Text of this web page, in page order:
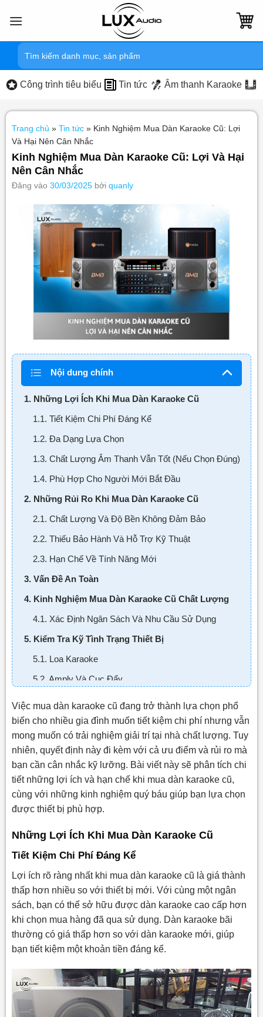
qua
Tìm
kiếm:
Công trình tiêu biểu Tin tức Âm thanh Karaoke
Trang chủ » Tin tức» Kinh Nghiệm Mua Dàn Karaoke Cũ: Lợi
Và Hại Nên Cân Nhắc
Kinh Nghiệm Mua Dàn Karaoke Cũ: Lợi Và Hại
Nên Cân Nhắc
Đăng vào 30/03/2025 bởi quanly
Nội dung chính
1. Những Lợi Ích Khi Mua Dàn Karaoke Cũ
1.1. Tiết Kiệm Chi Phí Đáng Kể
1.2. Đa Dạng Lựa Chọn
1.3. Chất Lượng Âm Thanh Vẫn Tốt (Nếu Chọn Đúng)
1.4. Phù Hợp Cho Người Mới Bắt Đầu
2. Những Rủi Ro Khi Mua Dàn Karaoke Cũ
2.1. Chất Lượng Và Độ Bền Không Đảm Bảo
2.2. Thiếu Bảo Hành Và Hỗ Trợ Kỹ Thuật
2.3. Hạn Chế Về Tính Năng Mới
3. Vấn Đề An Toàn
4. Kinh Nghiệm Mua Dàn Karaoke Cũ Chất Lượng
4.1. Xác Định Ngân Sách Và Nhu Cầu Sử Dụng
5. Kiểm Tra Kỹ Tình Trạng Thiết Bị
5.1. Loa Karaoke
5.2. Amply Và Cục Đẩy
6. Kiểm Tra Tính Năng Chống Hú Và Các Hiệu Ứng
7. Tìm Hiểu Về Nguồn Gốc Và Thời Gian Sử Dụng
8. Thử Nghiệm Toàn Bộ Hệ Thống
9. Tìm Hiểu Về Chính Sách Đổi Trả Và Bảo Hành
10. Đàm Phán Giá Hợp Lý
12. Khi Nào Nên Chọn Mua Dàn Karaoke Mới?
13. Kết Luận
Việc mua dàn karaoke cũ đang trở thành lựa chọn phổ
biến cho nhiều gia đình muốn tiết kiệm chi phí nhưng vẫn
mong muốn có trải nghiệm giải trí tại nhà chất lượng. Tuy
nhiên, quyết định này đi kèm với cả ưu điểm và rủi ro mà
bạn cần cân nhắc kỹ lưỡng. Bài viết này sẽ phân tích chi
tiết những lợi ích và hạn chế khi mua dàn karaoke cũ,
cùng với những kinh nghiệm quý báu giúp bạn lựa chọn
được thiết bị phù hợp.
Những Lợi Ích Khi Mua Dàn Karaoke Cũ
Tiết Kiệm Chi Phí Đáng Kể
Lợi ích rõ ràng nhất khi mua dàn karaoke cũ là giá thành
thấp hơn nhiều so với thiết bị mới. Với cùng một ngân
sách, bạn có thể sở hữu được dàn karaoke cao cấp hơn
khi chọn mua hàng đã qua sử dụng. Dàn karaoke bãi
thường có giá thấp hơn so với dàn karaoke mới, giúp
bạn tiết kiệm một khoản tiền đáng kể.